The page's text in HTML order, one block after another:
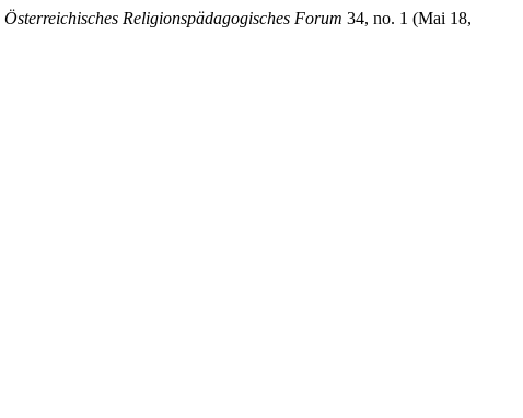
Österreichisches Religionspädagogisches Forum 34, no. 1 (Mai 18,